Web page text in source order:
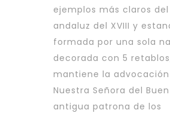
ejemplos más claros
andaluz del XVIII y
formada por una sola
decorada con 5
mantiene la
Nuestra Señora del
antigua patrona de los